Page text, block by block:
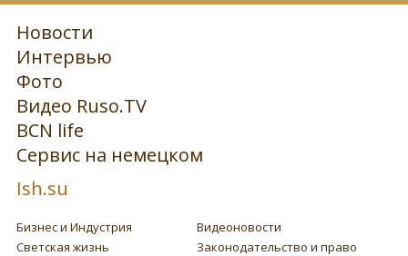
Новости
Интервью
Фото
Видео Ruso.TV
BCN life
Сервис на немецком
Ish.su
Бизнес и Индустрия
Видеоновости
Светская жизнь
Законодательство и право